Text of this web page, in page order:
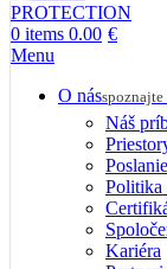
0 items 0.00 €
Menu
O násspoznajte
Náš
Politika
Kariéra